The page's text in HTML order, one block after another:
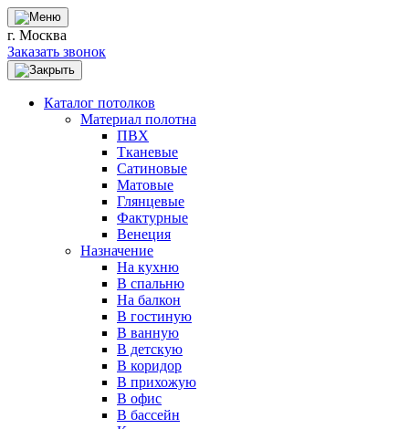
г. Москва
Заказать звонок
Каталог потолков
Материал полотна
ПВХ
Тканевые
Сатиновые
Матовые
Глянцевые
Фактурные
Венеция
Назначение
На кухню
В спальню
На балкон
В гостиную
В ванную
В детскую
В коридор
В прихожую
В офис
В бассейн